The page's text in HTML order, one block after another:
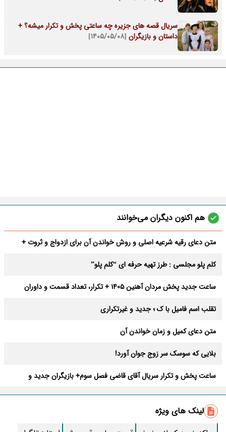
سریال قصه های جزیره چه ساعتی پخش و تکرار میشه؟ +
داستان و بازیگران [۱۴۰۵/۰۵/۰۸]
هم اکنون دیگران می‌خوانند
متن دعای رقیه شرعیه اصلی و روش خواندن آن برای ازدواج و ثروت +
کلم پلو مجلسی : طرز تهیه حرفه ای “کلم پلو”
ساعت جدید پخش مردان آهنین 1405 + تکرار، تعداد قسمت و داوران
تقلب اسم فامیل با ک ؛ جدید و غیرتکراری
متن دعای کمیل و زمان خواندن آن
بلایی که سوسک سر زوج جوان آورد!
ساعت پخش و تکرار سریال آقای قاضی فصل سوم+ بازیگران جدید و
طرز تهیه سالاد ماکارونی خانگی خوشمزه و لذیذ + آموزش تصویری
طرز تهیه پاستا با سس آلفردو و مرغ فوری + آموزش تصویری پنه
لینک های ویژه